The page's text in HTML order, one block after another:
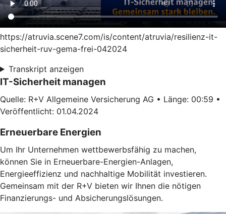
https://atruvia.scene7.com/is/content/atruvia/resilienz-it-
sicherheit-ruv-gema-frei-042024
Transkript anzeigen
IT-Sicherheit managen
Quelle: R+V Allgemeine Versicherung AG • Länge: 00:59 •
Veröffentlicht: 01.04.2024
Erneuerbare Energien
Um Ihr Unternehmen wettbewerbsfähig zu machen,
können Sie in Erneuerbare-Energien-Anlagen,
Energieeffizienz und nachhaltige Mobilität investieren.
Gemeinsam mit der R+V bieten wir Ihnen die nötigen
Finanzierungs- und Absicherungslösungen.